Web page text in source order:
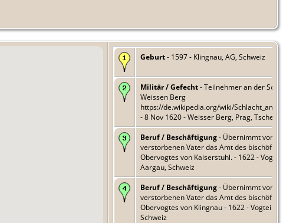
Geburt- 1597 - Klingnau, AG, Schweiz
Militär / Gefecht- Teilnehmer an der Schlacht am
Weissen Berg
https://de.wikipedia.org/wiki/
- 8 Nov 1620 - Weisser Berg, Prag, Tschechien
Beruf / Beschäftigung- Übernimmt von seinem
verstorbenen Vater das Amt des bischöflichen
Obervogtes von Kaiserstuhl. - 1622 - Vogtei
Aargau, Schweiz
Beruf / Beschäftigung- Übernimmt von seinem
verstorbenen Vater das Amt des bischöflichen
Obervogtes von Klingnau - 1622 - Vogtei Klingnau,
Schweiz